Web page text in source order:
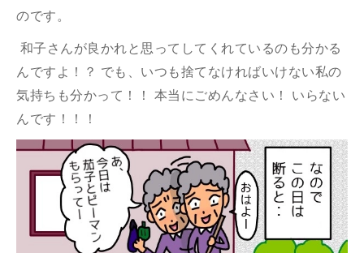
のです。
和子さんが良かれと思ってしてくれているのも分かる
んですよ！？ でも、いつも捨てなければいけない私の
気持ちも分かって！！ 本当にごめんなさい！ いらない
んです！！！